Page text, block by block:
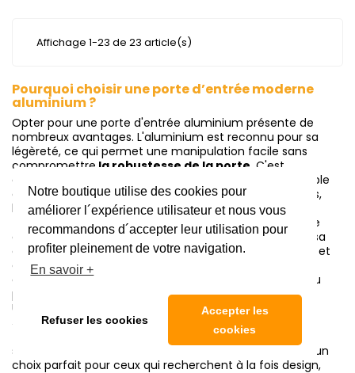
Notre boutique utilise des cookies pour
améliorer l´expérience utilisateur et nous vous
recommandons d´accepter leur utilisation pour
profiter pleinement de votre navigation.
En savoir +
Refuser les cookies
Accepter les
cookies
Affichage 1-23 de 23 article(s)
Pourquoi choisir une porte d’entrée moderne
aluminium ?
Opter pour une porte d'entrée aluminium présente de
nombreux avantages. L'aluminium est reconnu pour sa
légèreté, ce qui permet une manipulation facile sans
compromettre la robustesse de la porte . C'est
également un matériau extrêmement résistant, capable
de supporter les intempéries sans se détériorer. De plus,
l’aluminium est naturellement un excellentisolant
thermique et acoustique , garantissant une meilleure
gestion de l'énergie et du bruit dans votre foyer. Avec sa
capacité à être fabriqué dans de nombreuses finitions et
couleurs, il s’intègre parfaitement à tous les styles
architecturaux, que vous ayez une maison moderne ou
plus traditionnelle.
Une porte d'entrée aluminium offre également
sécurité renforcéegrâce à sa structure solide et aux
technologies avancées disponibles, notamment les
systèmes de verrouillage à haute sécurité. C’est donc un
choix parfait pour ceux qui recherchent à la fois design,